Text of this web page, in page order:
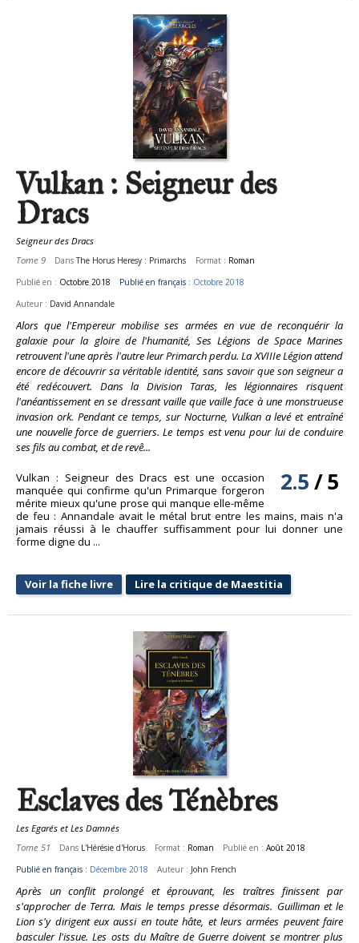
Vulkan : Seigneur des
Dracs
Seigneur des Dracs
Tome 9
DansThe Horus Heresy : Primarchs Format : Roman
Publié en : Octobre 2018 Publié en français : Octobre 2018
Auteur : David Annandale
Alors que l'Empereur mobilise ses armées en vue de reconquérir la
galaxie pour la gloire de l'humanité, Ses Légions de Space Marines
retrouvent l'une après l'autre leur Primarch perdu. La XVIIIe Légion attend
encore de découvrir sa véritable identité, sans savoir que son seigneur a
été redécouvert. Dans la Division Taras, les légionnaires risquent
l'anéantissement en se dressant vaille que vaille face à une monstrueuse
invasion ork. Pendant ce temps, sur Nocturne, Vulkan a levé et entraîné
une nouvelle force de guerriers. Le temps est venu pour lui de conduire
ses fils au combat, et de revê...
2.5/5
Vulkan : Seigneur des Dracs est une occasion
manquée qui confirme qu'un Primarque forgeron
mérite mieux qu'une prose qui manque elle-même
de feu : Annandale avait le métal brut entre les mains, mais n'a
jamais réussi à le chauffer suffisamment pour lui donner une
forme digne du ...
Voir la fiche livre Lire la critique de Maestitia
Esclaves des Ténèbres
Les Egarés et Les Damnés
Tome 51
Dans L'Hérésie d'Horus Format : Roman Publié en :Août 2018
Publié en français : Décembre 2018 Auteur : John French
Après un conflit prolongé et éprouvant, les traîtres finissent par
s'approcher de Terra. Mais le temps presse désormais. Guilliman et le
Lion s'y dirigent eux aussi en toute hâte, et leurs armées peuvent faire
basculer l'issue. Les osts du Maître de Guerre doivent se montrer plus